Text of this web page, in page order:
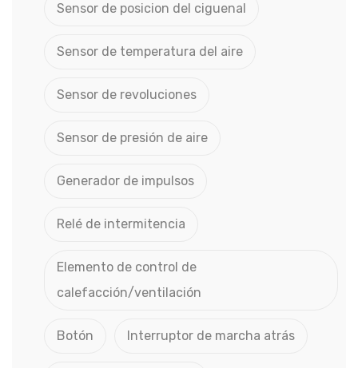
Sensor de posicion del ciguenal
Sensor de temperatura del aire
Sensor de revoluciones
Sensor de presión de aire
Generador de impulsos
Relé de intermitencia
Elemento de control de
calefacción/ventilación
Botón Interruptor de marcha atrás